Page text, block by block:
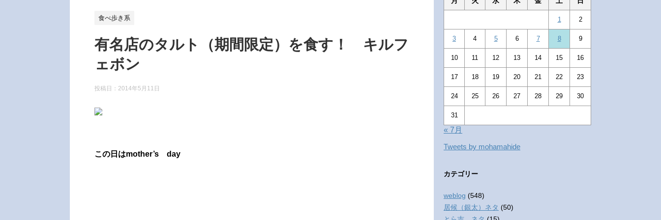
食べ歩き系
有名店のタルト（期間限定）を食す！ キルフ
ェボン
投稿日： 2014年5月11日
この日はmother’s day
1 2
3 4 5 6 7 8 9
10 11 12 13 14 15 16
17 18 19 20 21 22 23
24 25 26 27 28 29 30
31
« 7月
Tweets by mohamahide
カテゴリー
weblog (548)
居候（銀太）ネタ (50)